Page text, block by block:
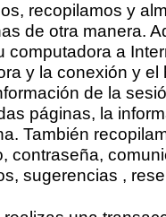
recopilamos y
de otra manera.
computadora a
y la conexión y
de la
páginas, la
También
contraseña,
sugerencias ,